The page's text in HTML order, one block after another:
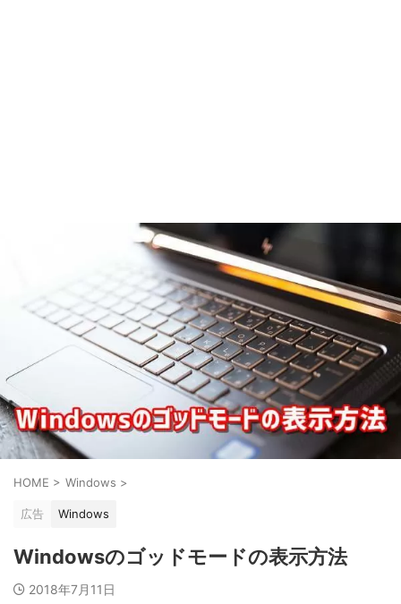
HOME > Windows >
広告 Windows
Windowsのゴッドモードの表示方法
2018年7月11日